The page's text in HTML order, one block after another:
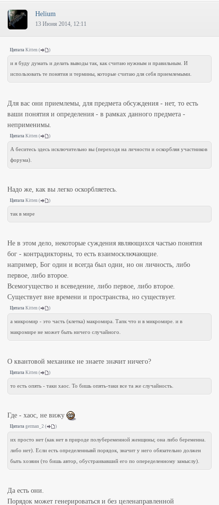
Helium
13 Июня 2014, 12:11
Цитата Kitten ( )
и я буду думать и делать выводы так, как считаю нужным и правильным. И
использовать те понятия и термины, которые считаю для себя приемлемыми.
Для вас они приемлемы, для предмета обсуждения - нет, то есть
ваши понятия и определения - в рамках данного предмета -
неприменимы.
Цитата Kitten ( )
А беситесь здесь исключительно вы (переходя на личности и оскорбляя участников
форума).
Надо же, как вы легко оскорбляетесь.
Цитата Kitten ( )
так в мире
Не в этом дело, некоторые суждения являющихся частью понятия
бог - контрадикторны, то есть взаимосключающие.
например, Бог один и всегда был одни, но он личность, либо
первое, либо второе.
Всемогущество и всеведение, либо первое, либо второе.
Существует вне времени и пространства, но существует.
Цитата Kitten ( )
а микромир - это часть (клетка) макромира. Тапк что и в микромире. и в
макромире не может быть ничего случайного.
О квантовой механике не знаете значит ничего?
Цитата Kitten ( )
то есть опять - таки хаос. То бишь опять-таки все та же случайность.
Где - хаос, не вижу
Цитата german_2 ( )
их просто нет (как нет в природе полубеременной женщины; она либо беременна.
либо нет). Если есть определеннывй порядок, значит у него обязательно должен
быть хозяин (то бишь автор, обустраивавший его по опеределенному замыслу).
Да есть они.
Порядок может генерироваться и без целенаправленной